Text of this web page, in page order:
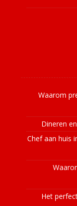
Waarom
Dineren
Chef aan huis
Het